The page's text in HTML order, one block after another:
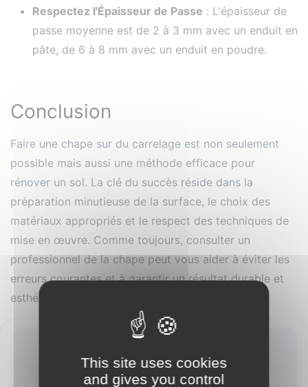
Respectez l'Épaisseur de Passe : L'épaisseur de
passe moyenne est de 2 à 3 mm avec un enduit en
pâte, de 6 à 8 mm avec un enduit en poudre.
Conclusion
Faire une chape sur du carrelage est non seulement
possible mais aussi une méthode efficace pour
rénover un sol. La clé du succès réside dans la
préparation minutieuse de la surface, le choix des
matériaux appropriés et le respect des techniques de
mise en œuvre. Comme toujours, consulter un
professionnel de la chape peut vous aider à éviter les
erreurs courantes et à garantir un résultat durable et
esthétiquement agréable.
This site uses cookies
and gives you control